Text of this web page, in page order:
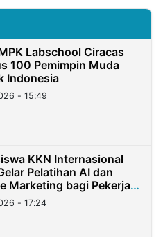
Labschool Ciracas
100 Pemimpin Muda
Indonesia
- 15:49
KKN Internasional
Pelatihan AI dan
Marketing bagi Pekerja
di Taiwan
- 17:24